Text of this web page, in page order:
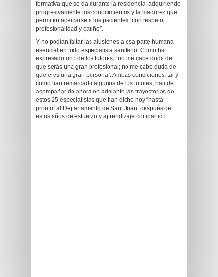
formativa que se da durante la residencia, adquiriendo
progresivamente los conocimientos y la madurez que
permiten acercarse a los pacientes “con respeto,
profesionalidad y cariño”.
Y no podían faltar las alusiones a esa parte humana
esencial en todo especialista sanitario. Como ha
expresado uno de los tutores, “no me cabe duda de
que serás una gran profesional; no me cabe duda de
que eres una gran persona”. Ambas condiciones, tal y
como han remarcado algunos de los tutores, han de
acompañar de ahora en adelante las trayectorias de
estos 25 especialistas que han dicho hoy “hasta
pronto” al Departamento de Sant Joan, después de
estos años de esfuerzo y aprendizaje compartido.